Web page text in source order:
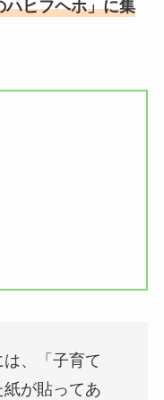
ハヒフヘホ」に集
、「子育て
が貼ってあ